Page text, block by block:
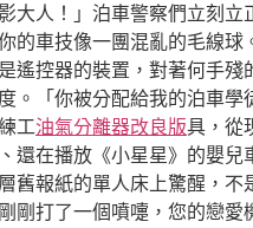
大人！」泊車警察們立刻
的車技像一團混亂的毛
遙控器的裝置，對著何手
「你被分配給我的泊車
工油氣分離器改良版具，從
還在播放《小星星》的嬰
舊報紙的單人床上驚醒，
剛打了一個噴嚏，您的戀